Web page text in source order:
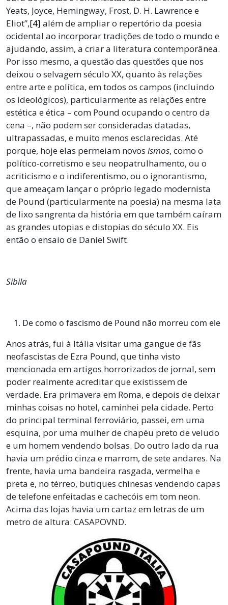
Yeats, Joyce, Hemingway, Frost, D. H. Lawrence e
Eliot”,[4] além de ampliar o repertório da poesia
ocidental ao incorporar tradições de todo o mundo e
ajudando, assim, a criar a literatura contemporânea.
Por isso mesmo, a questão das questões que nos
deixou o selvagem século XX, quanto às relações
entre arte e política, em todos os campos (incluindo
os ideológicos), particularmente as relações entre
estética e ética – com Pound ocupando o centro da
cena –, não podem ser consideradas datadas,
ultrapassadas, e muito menos esclarecidas. Até
porque, hoje elas permeiam novos ismos, como o
político-corretismo e seu neopatrulhamento, ou o
acriticismo e o indiferentismo, ou o ignorantismo,
que ameaçam lançar o próprio legado modernista
de Pound (particularmente na poesia) na mesma lata
de lixo sangrenta da história em que também caíram
as grandes utopias e distopias do século XX. Eis
então o ensaio de Daniel Swift.
Sibila
De como o fascismo de Pound não morreu com ele
Anos atrás, fui à Itália visitar uma gangue de fãs
neofascistas de Ezra Pound, que tinha visto
mencionada em artigos horrorizados de jornal, sem
poder realmente acreditar que existissem de
verdade. Era primavera em Roma, e depois de deixar
minhas coisas no hotel, caminhei pela cidade. Perto
do principal terminal ferroviário, passei, em uma
esquina, por uma mulher de chapéu preto de veludo
e um homem vendendo bolsas. Do outro lado da rua
havia um prédio cinza e marrom, de sete andares. Na
frente, havia uma bandeira rasgada, vermelha e
preta e, no térreo, butiques chinesas vendendo capas
de telefone enfeitadas e cachecóis em tom neon.
Acima das lojas havia um cartaz em letras de um
metro de altura: CASAPOVND.